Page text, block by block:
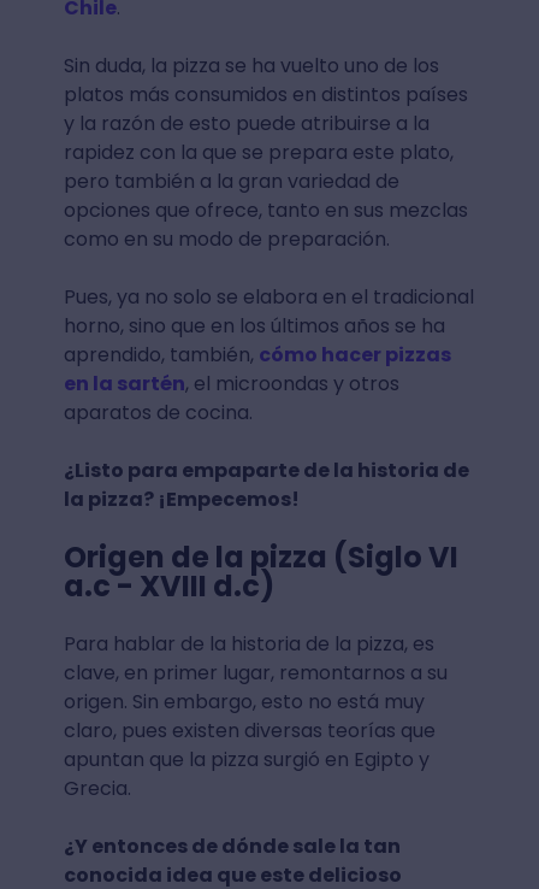
Chile.
Sin duda, la pizza se ha vuelto uno de los
platos más consumidos en distintos países
y la razón de esto puede atribuirse a la
rapidez con la que se prepara este plato,
pero también a la gran variedad de
opciones que ofrece, tanto en sus mezclas
como en su modo de preparación.
Pues, ya no solo se elabora en el tradicional
horno, sino que en los últimos años se ha
aprendido, también, cómo hacer pizzas
en la sartén, el microondas y otros
aparatos de cocina.
¿Listo para empaparte de la historia de
la pizza? ¡Empecemos!
Origen de la pizza (Siglo VI
a.c - XVIII d.c)
Para hablar de la historia de la pizza, es
clave, en primer lugar, remontarnos a su
origen. Sin embargo, esto no está muy
claro, pues existen diversas teorías que
apuntan que la pizza surgió en Egipto y
Grecia.
¿Y entonces de dónde sale la tan
conocida idea que este delicioso